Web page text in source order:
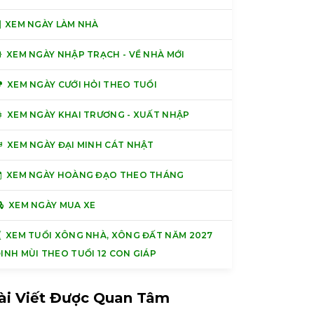
XEM NGÀY LÀM NHÀ
XEM NGÀY NHẬP TRẠCH - VỀ NHÀ MỚI
XEM NGÀY CƯỚI HỎI THEO TUỔI
XEM NGÀY KHAI TRƯƠNG - XUẤT NHẬP
XEM NGÀY ĐẠI MINH CÁT NHẬT
XEM NGÀY HOÀNG ĐẠO THEO THÁNG
XEM NGÀY MUA XE
XEM TUỔI XÔNG NHÀ, XÔNG ĐẤT NĂM 2027
MÙI THEO TUỔI 12 CON GIÁP
Viết Được Quan Tâm